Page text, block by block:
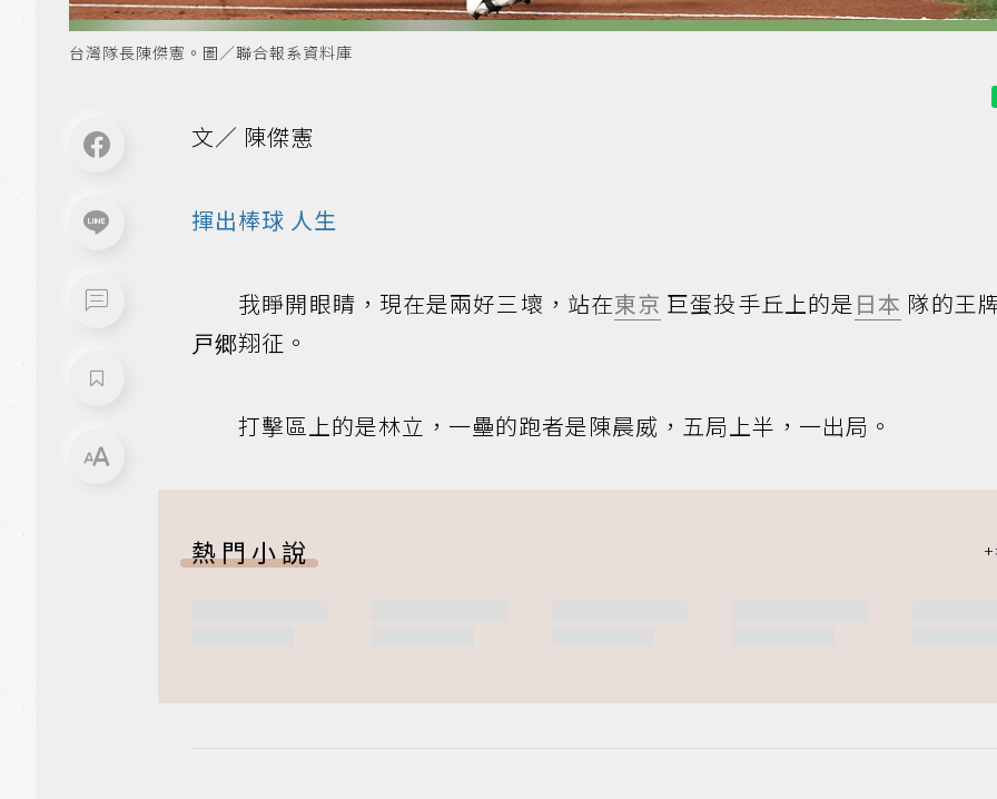
台灣隊長陳傑憲。圖／聯合報系資料庫
文／ 陳傑憲
揮出棒球 人生
我睜開眼睛，現在是兩好三壞，站在東京 巨蛋投手丘上的是日本 隊的王
戸郷翔征。
打擊區上的是林立，一壘的跑者是陳晨威，五局上半，一出局。
熱門小說